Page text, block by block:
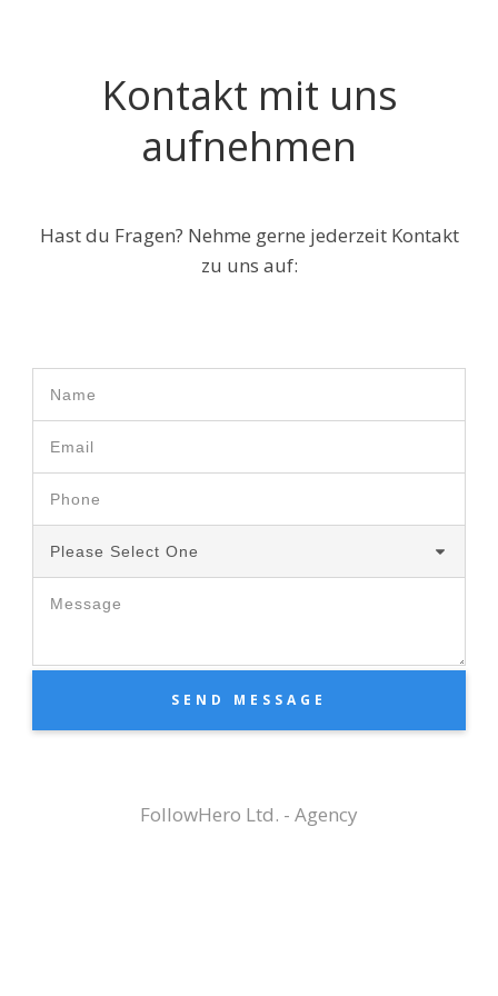
Kontakt mit uns
aufnehmen
Hast du Fragen? Nehme gerne jederzeit Kontakt
zu uns auf:
Please Select One
SEND MESSAGE
FollowHero Ltd. - Agency